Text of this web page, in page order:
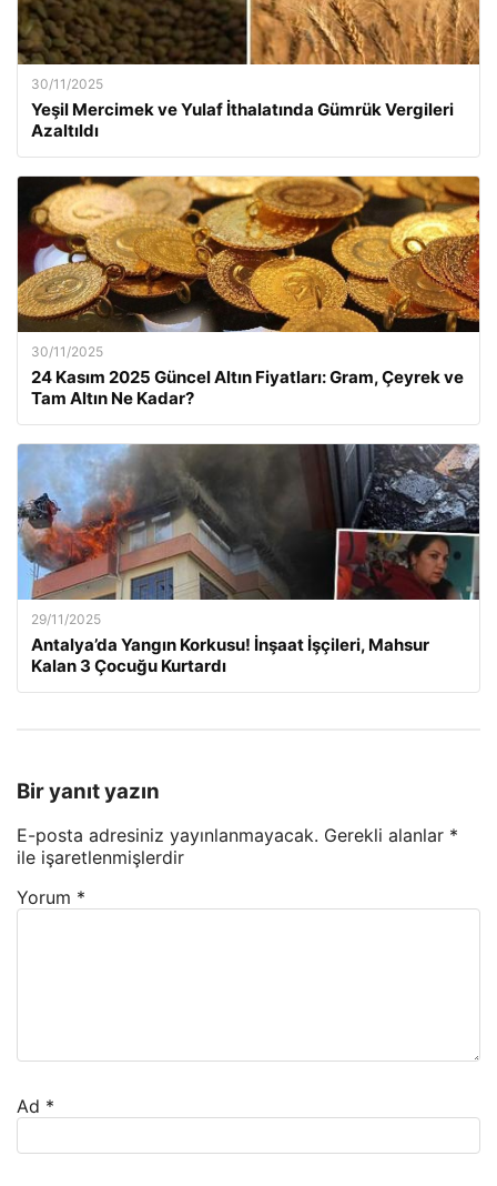
30/11/2025
Yeşil Mercimek ve Yulaf İthalatında Gümrük Vergileri
Azaltıldı
30/11/2025
24 Kasım 2025 Güncel Altın Fiyatları: Gram, Çeyrek ve
Tam Altın Ne Kadar?
29/11/2025
Antalya’da Yangın Korkusu! İnşaat İşçileri, Mahsur
Kalan 3 Çocuğu Kurtardı
Bir yanıt yazın
E-posta adresiniz yayınlanmayacak. Gerekli alanlar *
ile işaretlenmişlerdir
Yorum *
Ad *